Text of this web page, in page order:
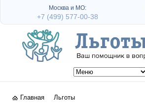
Главная Льготы
Москва и МО:
+7 (499) 577-00-38